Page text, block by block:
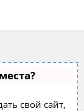
свой сайт,